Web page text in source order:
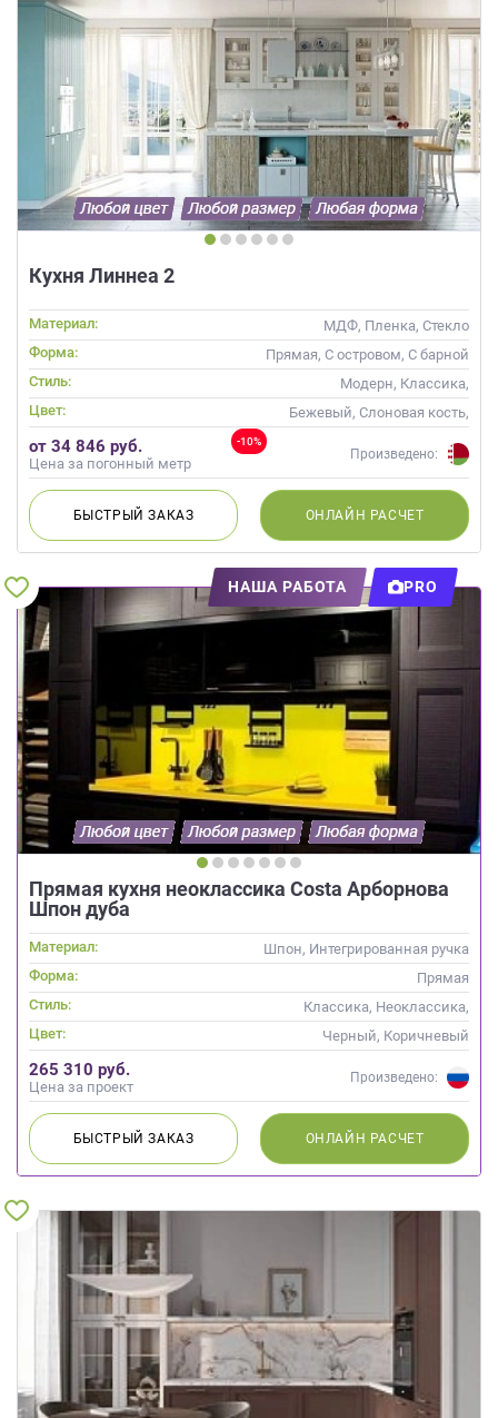
Кухня Линнеа 2
Материал:
МДФ, Пленка, Стекло
Форма:
Прямая, С островом, С барной
стойкой
Стиль:
Модерн, Классика,
Скандинавский, Неоклассика
Цвет:
Бежевый, Слоновая кость,
Кремовый, Коричневый,
Капучино, Бирюзовый, Голубой
-10%
от 34 846 руб.
Цена за погонный метр
Произведено:
БЫСТРЫЙЗАКАЗ ОНЛАЙН РАСЧЕТ
НАША РАБОТА PRO
Прямая кухня неоклассика Costa Арборнова
Шпон дуба
Материал:
Шпон, Интегрированная ручка
Форма:
Прямая
Стиль:
Классика, Неоклассика,
Скандинавский
Цвет: Черный, Коричневый
265 310 руб.
Цена за проект
Произведено:
БЫСТРЫЙЗАКАЗ ОНЛАЙН РАСЧЕТ